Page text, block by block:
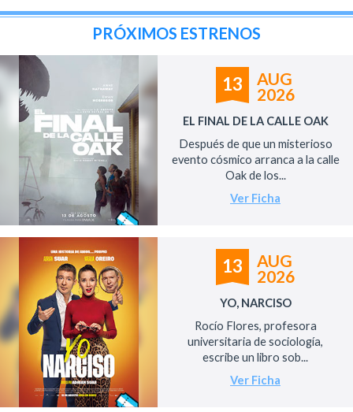
PRÓXIMOS ESTRENOS
13
AUG
2026
EL FINAL DE LA CALLE OAK
Después de que un misterioso
evento cósmico arranca a la calle
Oak de los...
Ver Ficha
13
AUG
2026
YO, NARCISO
Rocío Flores, profesora
universitaria de sociología,
escribe un libro sob...
Ver Ficha